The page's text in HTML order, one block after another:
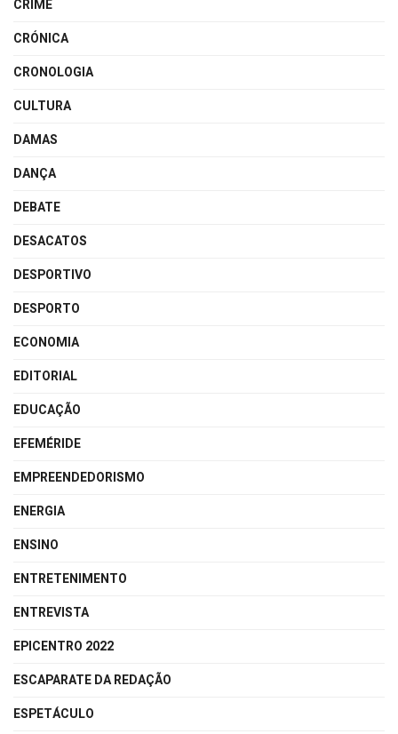
CRIME
CRÓNICA
CRONOLOGIA
CULTURA
DAMAS
DANÇA
DEBATE
DESACATOS
DESPORTIVO
DESPORTO
ECONOMIA
EDITORIAL
EDUCAÇÃO
EFEMÉRIDE
EMPREENDEDORISMO
ENERGIA
ENSINO
ENTRETENIMENTO
ENTREVISTA
EPICENTRO 2022
ESCAPARATE DA REDAÇÃO
ESPETÁCULO